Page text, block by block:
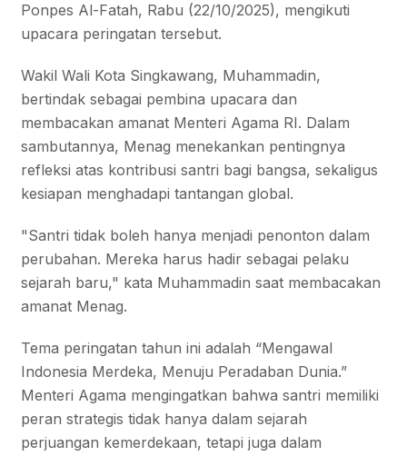
Ponpes Al-Fatah, Rabu (22/10/2025), mengikuti
upacara peringatan tersebut.
Wakil Wali Kota Singkawang, Muhammadin,
bertindak sebagai pembina upacara dan
membacakan amanat Menteri Agama RI. Dalam
sambutannya, Menag menekankan pentingnya
refleksi atas kontribusi santri bagi bangsa, sekaligus
kesiapan menghadapi tantangan global.
"Santri tidak boleh hanya menjadi penonton dalam
perubahan. Mereka harus hadir sebagai pelaku
sejarah baru," kata Muhammadin saat membacakan
amanat Menag.
Tema peringatan tahun ini adalah “Mengawal
Indonesia Merdeka, Menuju Peradaban Dunia.”
Menteri Agama mengingatkan bahwa santri memiliki
peran strategis tidak hanya dalam sejarah
perjuangan kemerdekaan, tetapi juga dalam